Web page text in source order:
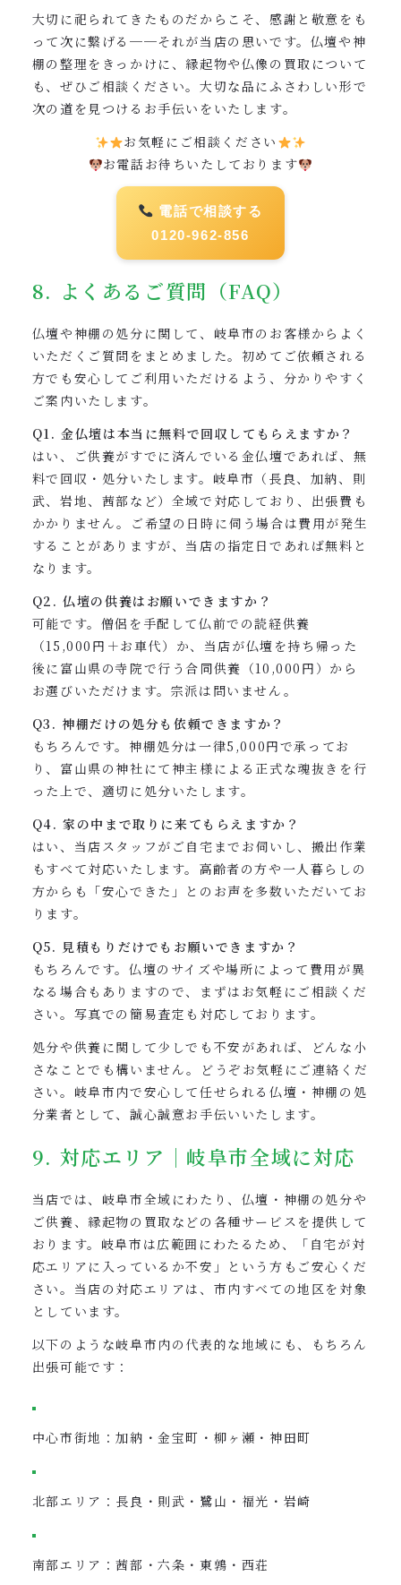
大切に祀られてきたものだからこそ、感謝と敬意をも
って次に繋げる──それが当店の思いです。仏壇や神
棚の整理をきっかけに、縁起物や仏像の買取について
も、ぜひご相談ください。大切な品にふさわしい形で
次の道を見つけるお手伝いをいたします。
お気軽にご相談ください
お電話お待ちいたしております
電話で相談する
0120-962-856
8. よくあるご質問（FAQ）
仏壇や神棚の処分に関して、岐阜市のお客様からよく
いただくご質問をまとめました。初めてご依頼される
方でも安心してご利用いただけるよう、分かりやすく
ご案内いたします。
Q1. 金仏壇は本当に無料で回収してもらえますか？
はい、ご供養がすでに済んでいる金仏壇であれば、無
料で回収・処分いたします。岐阜市（長良、加納、則
武、岩地、茜部など）全域で対応しており、出張費も
かかりません。ご希望の日時に伺う場合は費用が発生
することがありますが、当店の指定日であれば無料と
なります。
Q2. 仏壇の供養はお願いできますか？
可能です。僧侶を手配して仏前での読経供養
（15,000円＋お車代）か、当店が仏壇を持ち帰った
後に富山県の寺院で行う合同供養（10,000円）から
お選びいただけます。宗派は問いません。
Q3. 神棚だけの処分も依頼できますか？
もちろんです。神棚処分は一律5,000円で承ってお
り、富山県の神社にて神主様による正式な魂抜きを行
った上で、適切に処分いたします。
Q4. 家の中まで取りに来てもらえますか？
はい、当店スタッフがご自宅までお伺いし、搬出作業
もすべて対応いたします。高齢者の方や一人暮らしの
方からも「安心できた」とのお声を多数いただいてお
ります。
Q5. 見積もりだけでもお願いできますか？
もちろんです。仏壇のサイズや場所によって費用が異
なる場合もありますので、まずはお気軽にご相談くだ
さい。写真での簡易査定も対応しております。
処分や供養に関して少しでも不安があれば、どんな小
さなことでも構いません。どうぞお気軽にご連絡くだ
さい。岐阜市内で安心して任せられる仏壇・神棚の処
分業者として、誠心誠意お手伝いいたします。
9. 対応エリア｜岐阜市全域に対応
当店では、岐阜市全域にわたり、仏壇・神棚の処分や
ご供養、縁起物の買取などの各種サービスを提供して
おります。岐阜市は広範囲にわたるため、「自宅が対
応エリアに入っているか不安」という方もご安心くだ
さい。当店の対応エリアは、市内すべての地区を対象
としています。
以下のような岐阜市内の代表的な地域にも、もちろん
出張可能です：
中心市街地：加納・金宝町・柳ヶ瀬・神田町
北部エリア：長良・則武・鷺山・福光・岩崎
南部エリア：茜部・六条・東鶉・西荘